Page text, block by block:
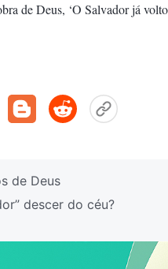
de Deus, ‘O Salvador já
de Deus
descer do céu?